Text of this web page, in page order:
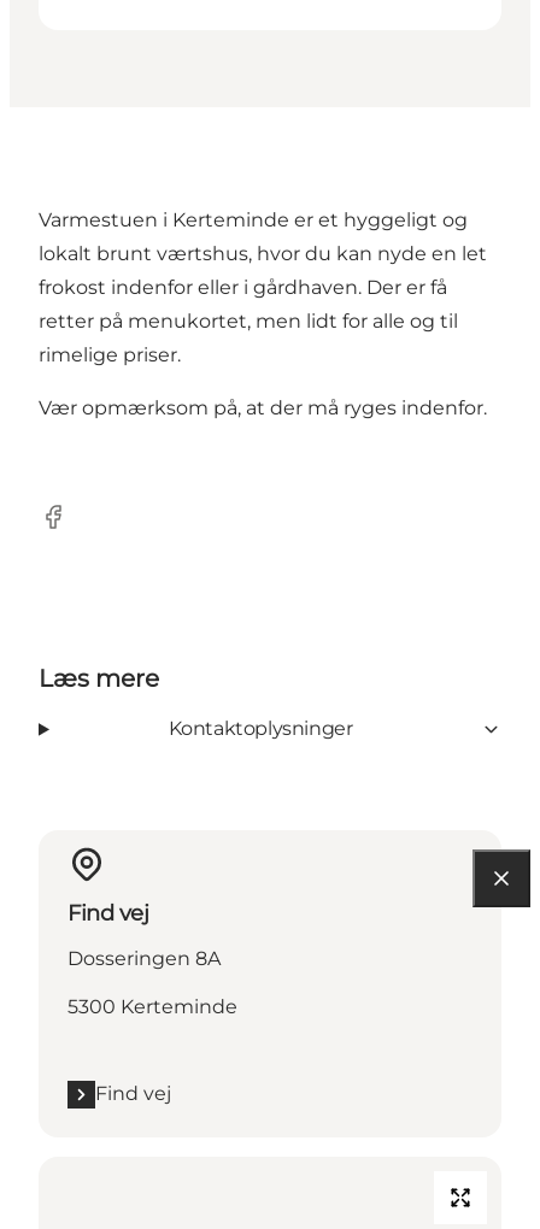
Varmestuen i Kerteminde er et hyggeligt og
lokalt brunt værtshus, hvor du kan nyde en let
frokost indenfor eller i gårdhaven. Der er få
retter på menukortet, men lidt for alle og til
rimelige priser.
Vær opmærksom på, at der må ryges indenfor.
Facebook
Læs mere
Kontaktoplysninger
Find vej
Dosseringen 8A
5300 Kerteminde
Find vej